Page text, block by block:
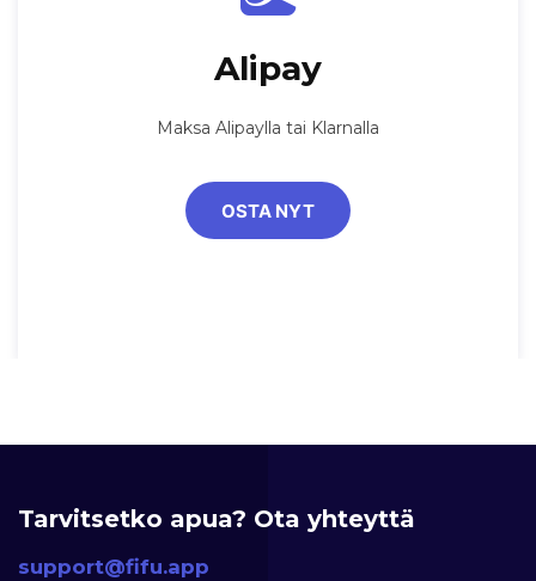
Alipay
Maksa Alipaylla tai Klarnalla
OSTA NYT
Tarvitsetko apua? Ota yhteyttä
support@fifu.app